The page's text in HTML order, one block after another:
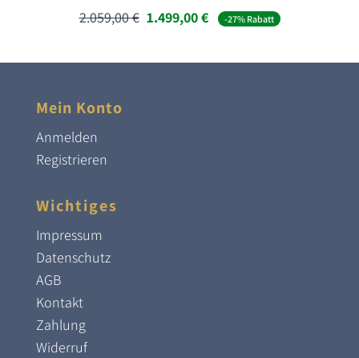
2.059,00€ Ursprünglicher
2.059,00 €
1.499,00€Aktueller
Preis
1.499,00 €.
-27% Rabatt
Mein Konto
Anmelden
Registrieren
Wichtiges
Impressum
Datenschutz
AGB
Kontakt
Zahlung
Widerruf